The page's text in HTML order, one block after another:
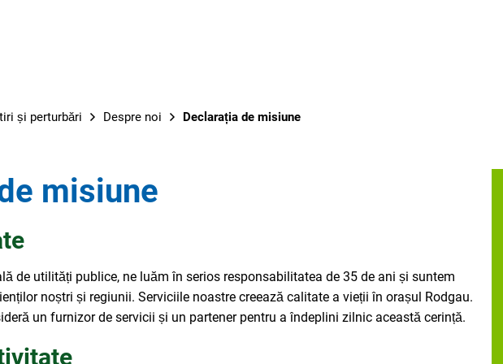
și perturbări Despre noi Declarația de misiune
misiune
de utilități publice, ne luăm în serios responsabilitatea de 35 de ani și suntem
noștri și regiunii. Serviciile noastre creează calitate a vieții în orașul Rodgau.
un furnizor de servicii și un partener pentru a îndeplini zilnic această cerință.